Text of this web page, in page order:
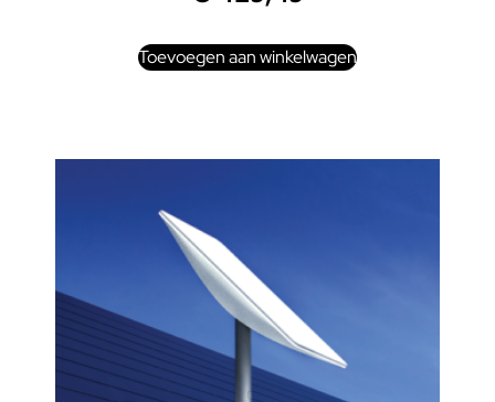
Toevoegen aan winkelwagen